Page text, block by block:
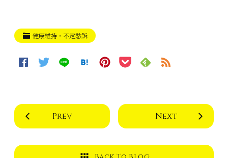
健康維持・不定愁訴
Prev Next